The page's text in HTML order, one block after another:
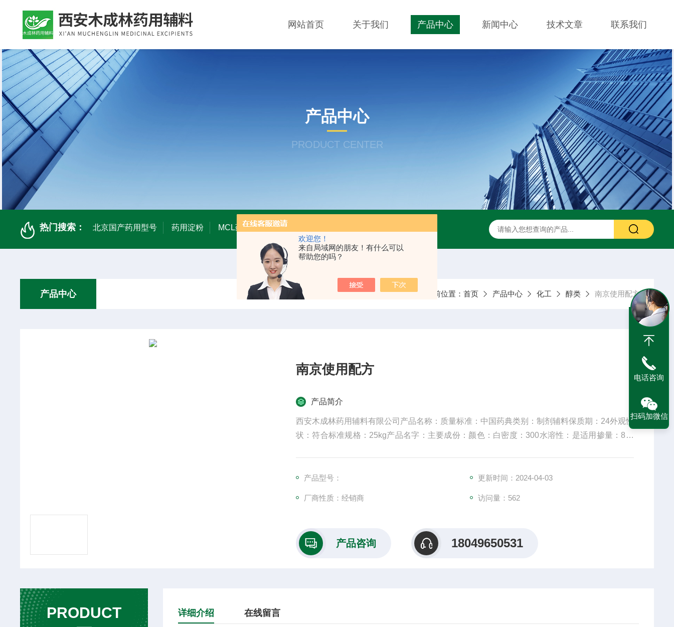
欢迎您！
来自局域网的朋友！有什么可以
帮助您的吗？
网站首页 关于我们 产品中心 新闻中心 技术文章 联系我们
产品中心
PRODUCT CENTER
热门搜索： 北京国产药用型号 药用淀粉 MCL药用甘油 A45555药用级辅料壳聚糖 增稠剂类别 药用甘露醇 药用羟苯丙酯 药用阿拉伯胶
产品中心 当前位置： 首页 产品中心 化工 醇类 南京使用配方
南京使用配方
产品简介
西安木成林药用辅料有限公司产品名称：质量标准：中国药典类别：制剂辅料保质期：24外观性
状：符合标准规格：25kg产品名字：主要成份：颜色：白密度：300水溶性：是适用掺量：8较
产品型号：
更新时间：2024-04-03
厂商性质：经销商 访问量：562
产品咨询 18049650531
PRODUCT 详细介绍 在线留言
电话咨询
扫码加微信